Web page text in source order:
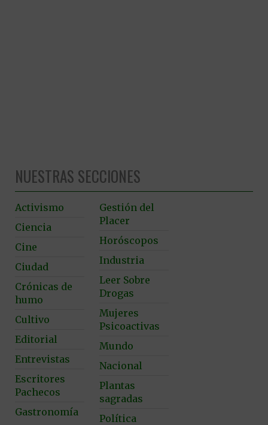
NUESTRAS SECCIONES
Activismo
Ciencia
Cine
Ciudad
Crónicas de
humo
Cultivo
Editorial
Entrevistas
Escritores
Pachecos
Gastronomía
Gestión del
Placer
Horóscopos
Industria
Leer Sobre
Drogas
Mujeres
Psicoactivas
Mundo
Nacional
Plantas
sagradas
Política